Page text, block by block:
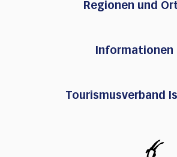
Regionen und
Informationen
Tourismusverband